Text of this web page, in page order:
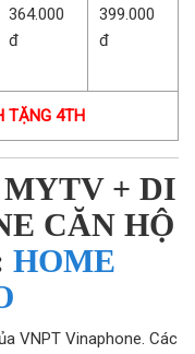
364.000
đ
399.000
đ
TẶNG 4TH
+ DI
CĂN HỘ
HOME
VNPT Vinaphone. Các